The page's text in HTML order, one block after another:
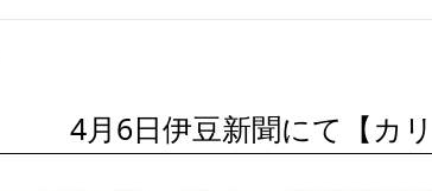
4月6日伊豆新聞にて【カ